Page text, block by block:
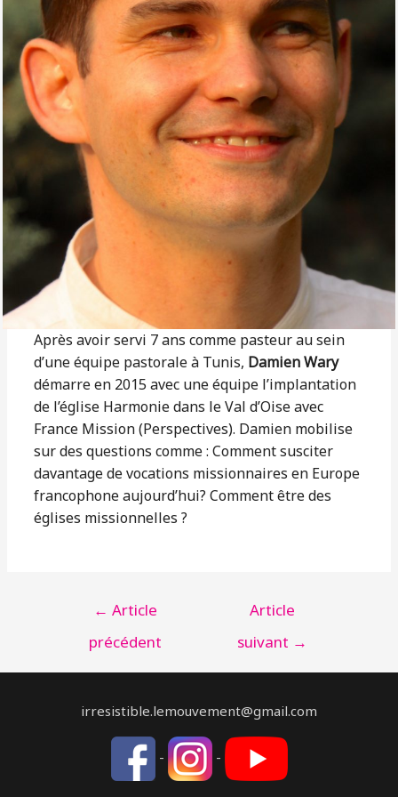
Après avoir servi 7 ans comme pasteur au sein
d’une équipe pastorale à Tunis, Damien Wary
démarre en 2015 avec une équipe l’implantation
de l’église Harmonie dans le Val d’Oise avec
France Mission (Perspectives). Damien mobilise
sur des questions comme : Comment susciter
davantage de vocations missionnaires en Europe
francophone aujourd’hui? Comment être des
églises missionnelles ?
NAVIGATION
L’ARTICLE
← Article
précédent
Article
suivant →
irresistible.lemouvement@gmail.com
- -